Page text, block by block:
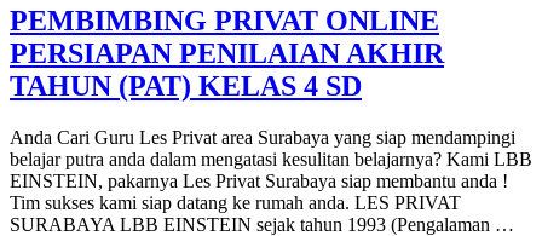
PEMBIMBING PRIVAT ONLINE
PERSIAPAN PENILAIAN AKHIR
TAHUN (PAT) KELAS 4 SD
Anda Cari Guru Les Privat area Surabaya yang siap mendampingi
belajar putra anda dalam mengatasi kesulitan belajarnya? Kami LBB
EINSTEIN, pakarnya Les Privat Surabaya siap membantu anda !
Tim sukses kami siap datang ke rumah anda. LES PRIVAT
SURABAYA LBB EINSTEIN sejak tahun 1993 (Pengalaman …